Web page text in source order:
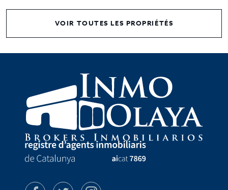
VOIR TOUTES LES PROPRIÉTÉS